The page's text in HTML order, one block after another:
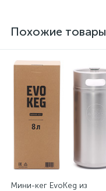
Похожие товары
Мини-кег EvoKeg из